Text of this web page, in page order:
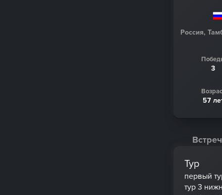
Россия,
3
57
Тур
первый
тур 3